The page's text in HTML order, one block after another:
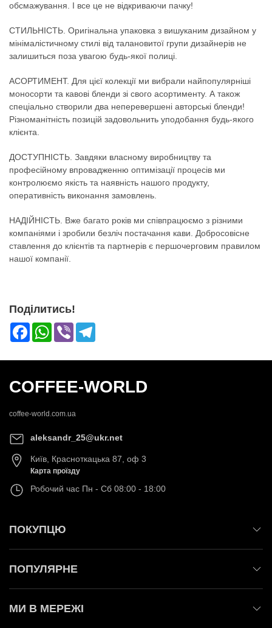
обсмажування. І все це не відкриваючи пачку!
СТИЛЬНІСТЬ. Оригінальна упаковка з вишуканим дизайном у
мінімалістичному стилі від талановитої групи дизайнерів не
залишиться поза увагою будь-якої полиці.
АСОРТИМЕНТ. Для цієї колекції ми вибрали найпопулярніші
моносорти та кавові бленди зі свого асортименту. А також
спеціально створили два неперевершені авторські бленди!
Різноманітність позицій задовольнить уподобання будь-якого
клієнта.
ДОСТУПНІСТЬ. Завдяки власному виробництву та
професійному впровадженню оптимізації процесів ми
контролюємо якість та наявність нашого продукту,
оперативність виконання замовлень.
НАДІЙНІСТЬ. Вже багато років ми співпрацюємо з різними
компаніями і зробили безліч постачання кави. Добросовісне
ставлення до клієнтів та партнерів є першочерговим правилом
нашої компанії.
Поділитись!
FacebookWhatsApp
Viber
COFFEE-WORLD
coffee-world.com.ua
aleksandr_25@ukr.net
Київ, Красноткацька 87, оф 3
Карта проїзду
Робочий час Пн - Сб 08:00 - 18:00
ПОКУПЦЮ
ПОПУЛЯРНЕ
МИ В МЕРЕЖІ